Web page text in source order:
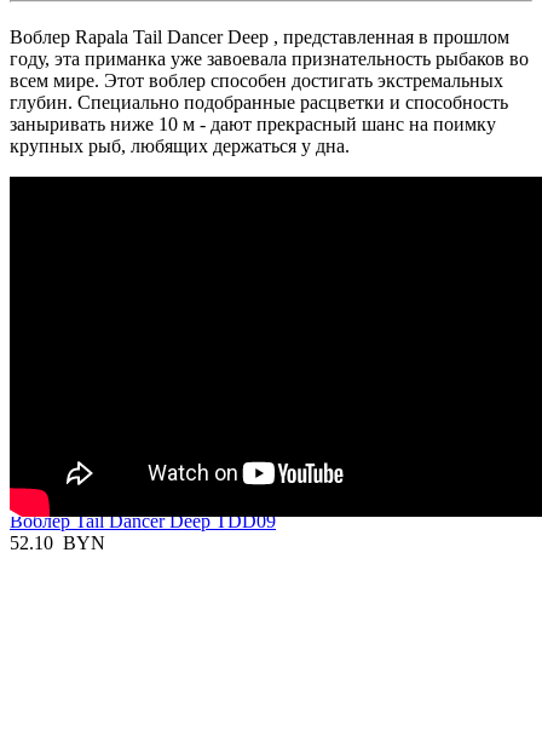
Воблер Rapala Tail Dancer Deep , представленная в прошлом
году, эта приманка уже завоевала признательность рыбаков во
всем мире. Этот воблер способен достигать экстремальных
глубин. Специально подобранные расцветки и способность
заныривать ниже 10 м - дают прекрасный шанс на поимку
крупных рыб, любящих держаться у дна.
В наличии
Воблер Tail Dancer Deep TDD09
52.10 BYN